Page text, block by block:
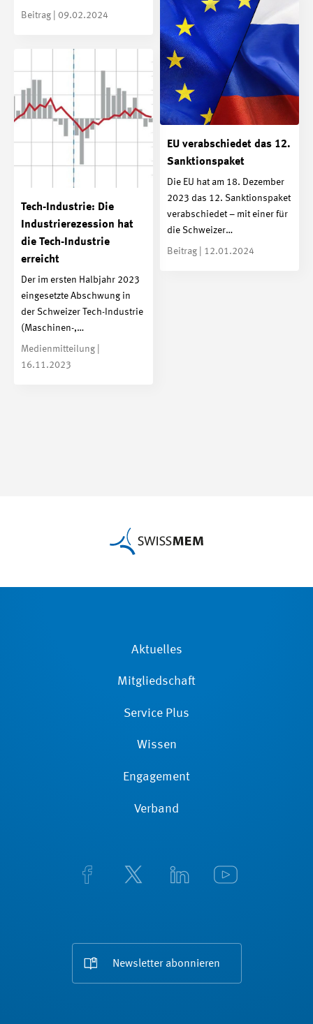
Beitrag | 09.02.2024
EU verabschiedet das 12.
Sanktionspaket
Die EU hat am 18. Dezember
2023 das 12. Sanktionspaket
verabschiedet – mit einer für
die Schweizer…
Beitrag | 12.01.2024
Tech-Industrie: Die
Industrierezession hat
die Tech-Industrie
erreicht
Der im ersten Halbjahr 2023
eingesetzte Abschwung in
der Schweizer Tech-Industrie
(Maschinen-,…
Medienmitteilung |
16.11.2023
Aktuelles
Mitgliedschaft
Service Plus
Wissen
Engagement
Verband
Newsletter abonnieren